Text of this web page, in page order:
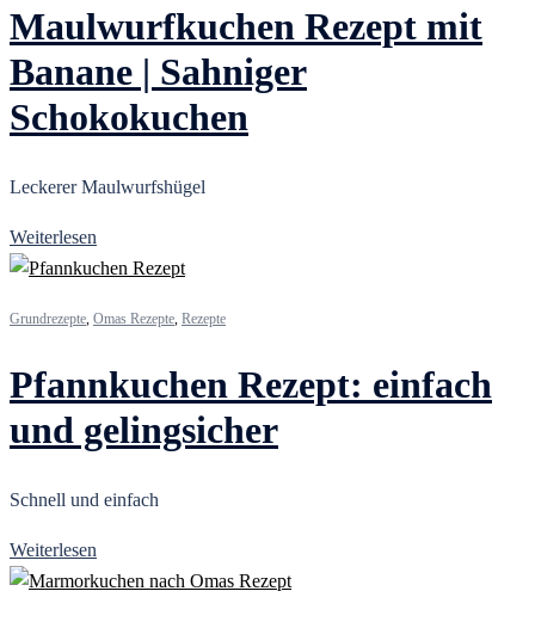
Maulwurfkuchen Rezept mit
Banane | Sahniger
Schokokuchen
Leckerer Maulwurfshügel
Weiterlesen
Grundrezepte, Omas Rezepte, Rezepte
Pfannkuchen Rezept: einfach
und gelingsicher
Schnell und einfach
Weiterlesen